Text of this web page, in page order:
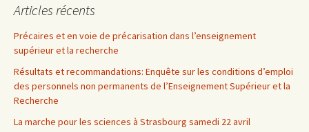
Articles récents
Précaires et en voie de précarisation dans l’enseignement
supérieur et la recherche
Résultats et recommandations: Enquête sur les conditions d’emploi
des personnels non permanents de l’Enseignement Supérieur et la
Recherche
La marche pour les sciences à Strasbourg samedi 22 avril